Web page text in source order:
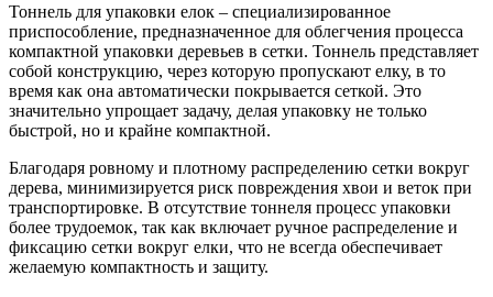
Тоннель для упаковки елок – специализированное
приспособление, предназначенное для облегчения процесса
компактной упаковки деревьев в сетки. Тоннель представляет
собой конструкцию, через которую пропускают елку, в то
время как она автоматически покрывается сеткой. Это
значительно упрощает задачу, делая упаковку не только
быстрой, но и крайне компактной.
Благодаря ровному и плотному распределению сетки вокруг
дерева, минимизируется риск повреждения хвои и веток при
транспортировке. В отсутствие тоннеля процесс упаковки
более трудоемок, так как включает ручное распределение и
фиксацию сетки вокруг елки, что не всегда обеспечивает
желаемую компактность и защиту.